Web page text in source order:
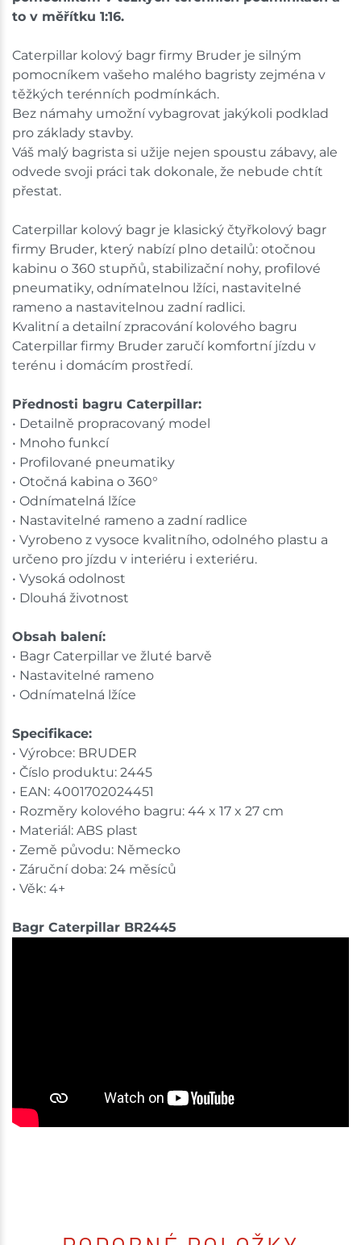
to v měřítku 1:16.
Caterpillar kolový bagr firmy Bruder je silným
pomocníkem vašeho malého bagristy zejména v
těžkých terénních podmínkách.
Bez námahy umožní vybagrovat jakýkoli podklad
pro základy stavby.
Váš malý bagrista si užije nejen spoustu zábavy, ale
odvede svoji práci tak dokonale, že nebude chtít
přestat.
Caterpillar kolový bagr je klasický čtyřkolový bagr
firmy Bruder, který nabízí plno detailů: otočnou
kabinu o 360 stupňů, stabilizační nohy, profilové
pneumatiky, odnímatelnou lžíci, nastavitelné
rameno a nastavitelnou zadní radlici.
Kvalitní a detailní zpracování kolového bagru
Caterpillar firmy Bruder zaručí komfortní jízdu v
terénu i domácím prostředí.
Přednosti bagru Caterpillar:
• Detailně propracovaný model
• Mnoho funkcí
• Profilované pneumatiky
• Otočná kabina o 360°
• Odnímatelná lžíce
• Nastavitelné rameno a zadní radlice
• Vyrobeno z vysoce kvalitního, odolného plastu a
určeno pro jízdu v interiéru i exteriéru.
• Vysoká odolnost
• Dlouhá životnost
Obsah balení:
• Bagr Caterpillar ve žluté barvě
• Nastavitelné rameno
• Odnímatelná lžíce
Specifikace:
• Výrobce: BRUDER
• Číslo produktu: 2445
• EAN: 4001702024451
• Rozměry kolového bagru: 44 x 17 x 27 cm
• Materiál: ABS plast
• Země původu: Německo
• Záruční doba: 24 měsíců
• Věk: 4+
Bagr Caterpillar BR2445